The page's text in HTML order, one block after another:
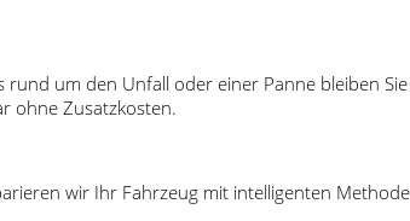
um den Unfall oder einer Panne bleiben
ohne Zusatzkosten.
wir Ihr Fahrzeug mit intelligenten